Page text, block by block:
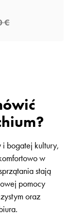
€
i bogatej kultury,
w
stają
pomocy
oraz